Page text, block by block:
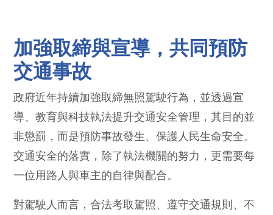
加強取締與宣導，共同預防
交通事故
政府近年持續加強取締無照駕駛行為，並透過宣
導、教育與科技執法提升交通安全管理，其目的並
非懲罰，而是預防事故發生、保護人民生命安全。
交通安全的落實，除了執法機關的努力，更需要每
一位用路人與車主的自律與配合。
對駕駛人而言，合法考取駕照、遵守交通規則、不